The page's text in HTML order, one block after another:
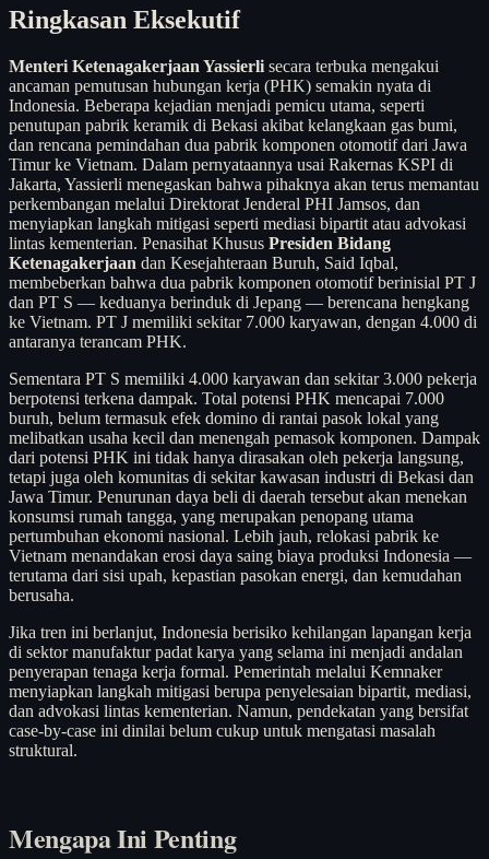
Ringkasan Eksekutif
Menteri Ketenagakerjaan Yassierli secara terbuka mengakui
ancaman pemutusan hubungan kerja (PHK) semakin nyata di
Indonesia. Beberapa kejadian menjadi pemicu utama, seperti
penutupan pabrik keramik di Bekasi akibat kelangkaan gas bumi,
dan rencana pemindahan dua pabrik komponen otomotif dari Jawa
Timur ke Vietnam. Dalam pernyataannya usai Rakernas KSPI di
Jakarta, Yassierli menegaskan bahwa pihaknya akan terus memantau
perkembangan melalui Direktorat Jenderal PHI Jamsos, dan
menyiapkan langkah mitigasi seperti mediasi bipartit atau advokasi
lintas kementerian. Penasihat Khusus Presiden Bidang
Ketenagakerjaan dan Kesejahteraan Buruh, Said Iqbal,
membeberkan bahwa dua pabrik komponen otomotif berinisial PT J
dan PT S — keduanya berinduk di Jepang — berencana hengkang
ke Vietnam. PT J memiliki sekitar 7.000 karyawan, dengan 4.000 di
antaranya terancam PHK.
Sementara PT S memiliki 4.000 karyawan dan sekitar 3.000 pekerja
berpotensi terkena dampak. Total potensi PHK mencapai 7.000
buruh, belum termasuk efek domino di rantai pasok lokal yang
melibatkan usaha kecil dan menengah pemasok komponen. Dampak
dari potensi PHK ini tidak hanya dirasakan oleh pekerja langsung,
tetapi juga oleh komunitas di sekitar kawasan industri di Bekasi dan
Jawa Timur. Penurunan daya beli di daerah tersebut akan menekan
konsumsi rumah tangga, yang merupakan penopang utama
pertumbuhan ekonomi nasional. Lebih jauh, relokasi pabrik ke
Vietnam menandakan erosi daya saing biaya produksi Indonesia —
terutama dari sisi upah, kepastian pasokan energi, dan kemudahan
berusaha.
Jika tren ini berlanjut, Indonesia berisiko kehilangan lapangan kerja
di sektor manufaktur padat karya yang selama ini menjadi andalan
penyerapan tenaga kerja formal. Pemerintah melalui Kemnaker
menyiapkan langkah mitigasi berupa penyelesaian bipartit, mediasi,
dan advokasi lintas kementerian. Namun, pendekatan yang bersifat
case-by-case ini dinilai belum cukup untuk mengatasi masalah
struktural.
Mengapa Ini Penting